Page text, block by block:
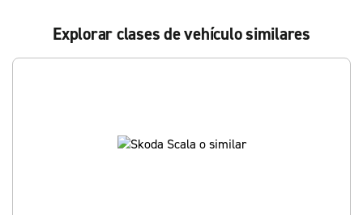
Explorar clases de vehículo similares